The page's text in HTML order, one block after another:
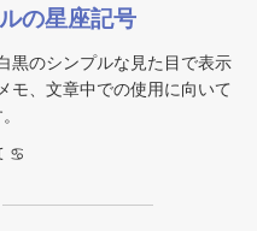
の星座記号
黒のシンプルな見た目で表示
モ、文章中での使用に向いて
♋︎